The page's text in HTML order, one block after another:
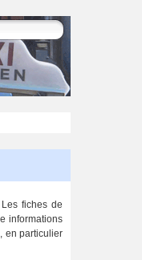
fiches de
informations
en particulier